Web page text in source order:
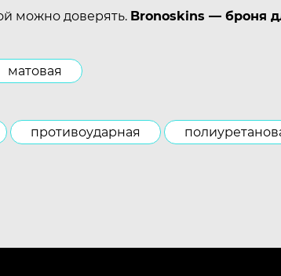
можно доверять. Bronoskins — броня
матовая
противоударная